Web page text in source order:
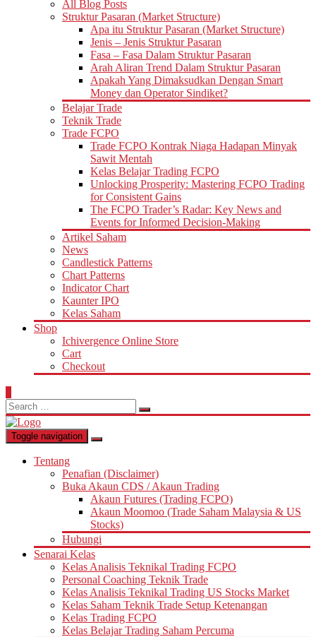
All Blog Posts
Struktur Pasaran (Market Structure)
Apa itu Struktur Pasaran (Market Structure)
Jenis – Jenis Struktur Pasaran
Fasa – Fasa Dalam Struktur Pasaran
Arah Aliran Trend Dalam Struktur Pasaran
Apakah Yang Dimaksudkan Dengan Smart
Money dan Operator Sindiket?
Belajar Trade
Teknik Trade
Trade FCPO
Trade FCPO Kontrak Niaga Hadapan Minyak
Sawit Mentah
Kelas Belajar Trading FCPO
Unlocking Prosperity: Mastering FCPO Trading
for Consistent Gains
The FCPO Trader’s Radar: Key News and
Events for Informed Decision-Making
Artikel Saham
News
Candlestick Patterns
Chart Patterns
Indicator Chart
Kaunter IPO
Kelas Saham
Shop
Ichivergence Online Store
Cart
Checkout
Search
for:
Toggle navigation
Tentang
Penafian (Disclaimer)
Buka Akaun CDS / Akaun Trading
Akaun Futures (Trading FCPO)
Akaun Moomoo (Trade Saham Malaysia & US
Stocks)
Hubungi
Senarai Kelas
Kelas Analisis Teknikal Trading FCPO
Personal Coaching Teknik Trade
Kelas Analisis Teknikal Trading US Stocks Market
Kelas Saham Teknik Trade Setup Ketenangan
Kelas Trading FCPO
Kelas Belajar Trading Saham Percuma